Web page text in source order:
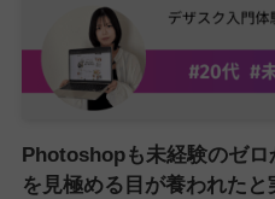
Photoshopも未経験のゼ
を見極める目が養われたと